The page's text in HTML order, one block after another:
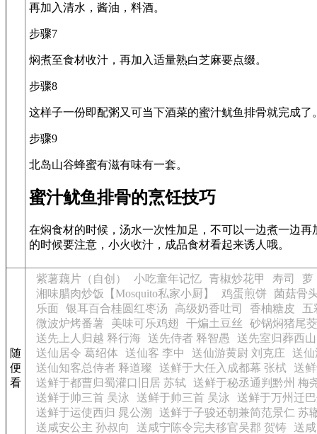
再加入清水，酱油，料酒。
步骤7
焖煮至食材收汁，再加入适量熟白芝麻要点缀。
步骤8
这样子一份即配粥又可当下酒菜的蜜汁鱿鱼排骨就完成了
步骤9
北岛山谷蜂蜜有滋有味有一套。
蜜汁鱿鱼排骨的烹饪技巧
在焖食材的时候，汤水一次性加足，不可以一边煮一边
的时候要注意，小火收汁，成品食材看起来诱人哦。
随
便
看
紫薯藕片（自创） 小吃童年记忆 青椒炒花甲 寿司
萝
湘味腊肉炒饭【Mosquito私家小厨】
鸡蛋煎饼
菌菇骨
乐面
银耳百合桂圆红枣汤 高级奶香吐司 香柚糖皮
五
微波炉烤番薯
美味可乐鸡翅 干煸土豆丝
砂锅焖猪尾
送先上人归越 释行海
送先侍者 释智愚
送先室归葬西
送仙居令 葛绍体
送仙客 李中 送仙游黄尉 刘克庄
送
送仙知客总侍者 释道璨
送鲜于大任入成都幕 张栻
送
送鲜于都曹归蜀灌口旧居 苏轼
送鲜于秘丞通判黔州 梅
送鲜于帅三首 吴泳
送鲜于帅三首 吴泳
送鲜于万州迁
送鲜于运使西归 晁公溯
送鲜于子骏还朝兼简范景仁 苏
送咸安公主 孙叔向
送咸宁陈令完夫移官吴郡 贺铸
送